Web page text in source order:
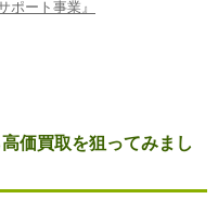
ポート事業』
価買取を狙ってみまし